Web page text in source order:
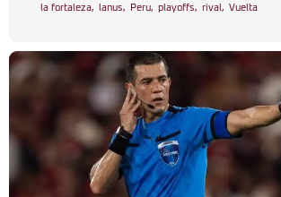
la fortaleza, lanus, Peru, playoffs, rival , Vuelta